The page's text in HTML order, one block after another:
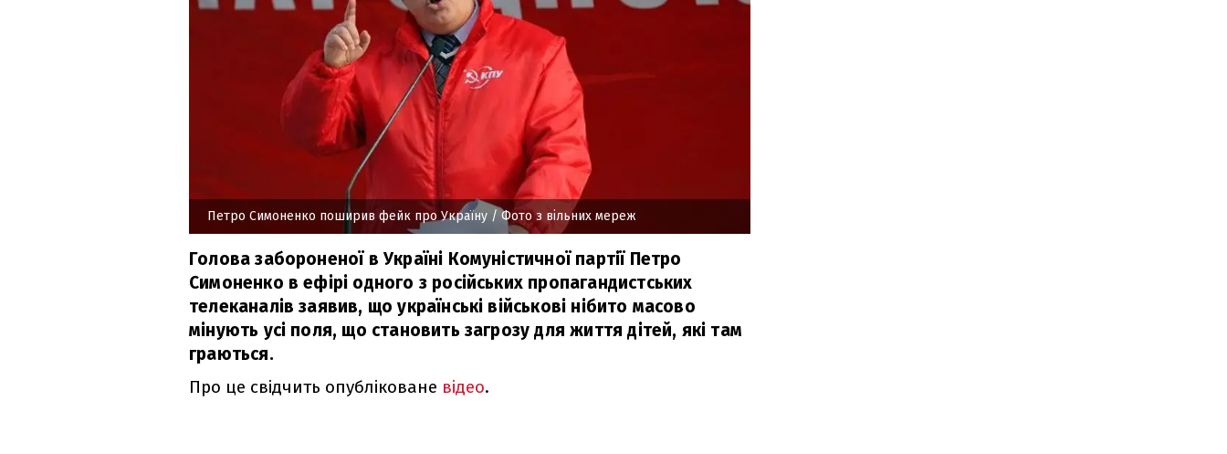
Петро Симоненко поширив фейк про Україну / Фото з вільних мереж
Голова забороненої в Україні Комуністичної партії Петро
Симоненко в ефірі одного з російських пропагандистських
телеканалів заявив, що українські військові нібито масово
мінують усі поля, що становить загрозу для життя дітей, які там
граються.
Про це свідчить опубліковане відео.